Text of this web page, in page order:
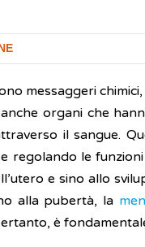
messaggeri
organi che
il sangue.
regolando le
e sino allo
alla pubertà, la
è